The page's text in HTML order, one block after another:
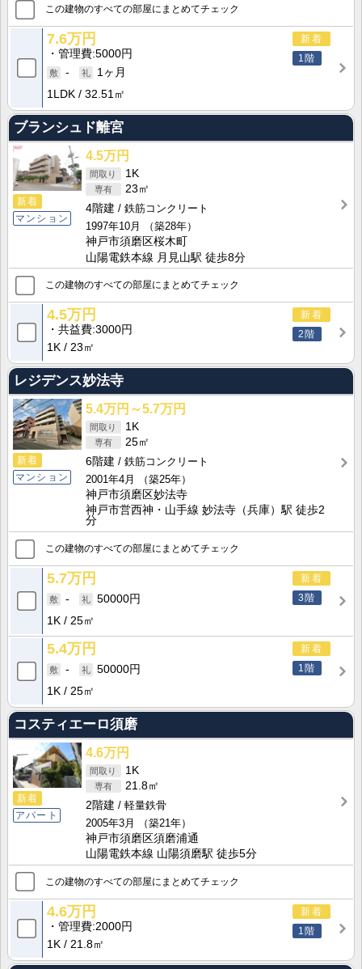
この建物のすべての部屋にまとめてチェック
新着
1階
7.6万円
管理費 5000円
-
1ヶ月
1LDK
32.51㎡
ブランシュド離宮
新着
マンション
4.5万円
1K
23㎡
4階建
鉄筋コンクリート
1997年10月
（築28年）
神戸市須磨区桜木町
山陽電鉄本線 月見山駅 徒歩8分
この建物のすべての部屋にまとめてチェック
新着
2階
4.5万円
共益費 3000円
1K
23㎡
レジデンス妙法寺
新着
マンション
5.4万円～5.7万円
1K
25㎡
6階建
鉄筋コンクリート
2001年4月
（築25年）
神戸市須磨区妙法寺
神戸市営西神・山手線 妙法寺（兵庫）駅 徒歩2
分
この建物のすべての部屋にまとめてチェック
新着
3階
5.7万円
-
50000円
1K
25㎡
新着
1階
5.4万円
-
50000円
1K
25㎡
コスティエーロ須磨
新着
アパート
4.6万円
1K
21.8㎡
2階建
軽量鉄骨
2005年3月
（築21年）
神戸市須磨区須磨浦通
山陽電鉄本線 山陽須磨駅 徒歩5分
この建物のすべての部屋にまとめてチェック
新着
1階
4.6万円
管理費 2000円
1K
21.8㎡